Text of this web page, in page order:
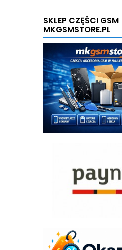
SKLEP CZĘŚCI GSM
MKGSMSTORE.PL